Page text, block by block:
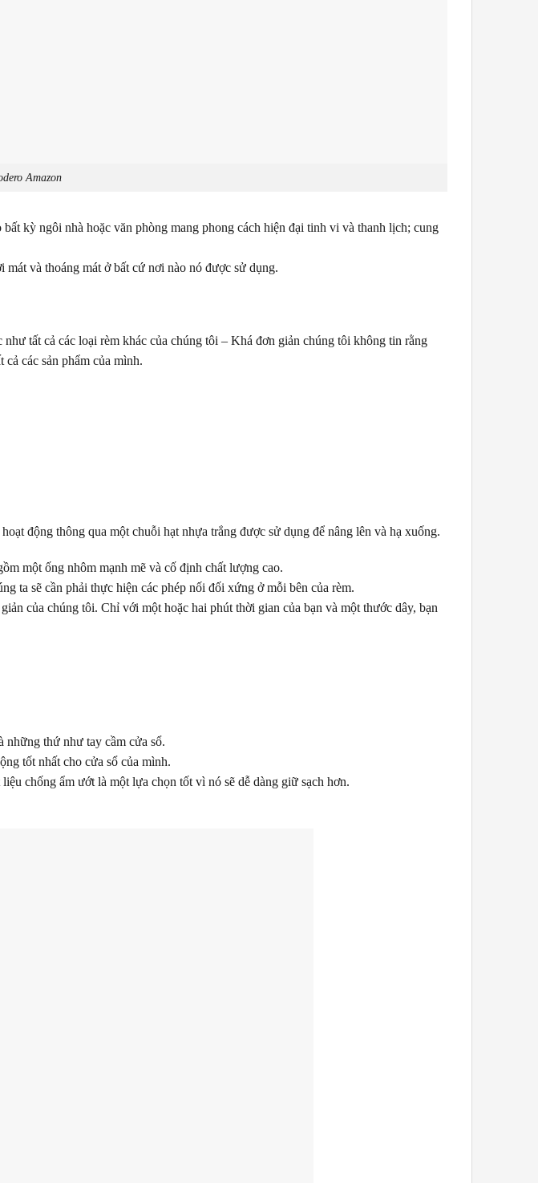
Amazon
kỳ ngôi nhà hoặc văn phòng mang phong cách hiện đại tinh vi và thanh lịch; cung
và thoáng mát ở bất cứ nơi nào nó được sử dụng.
tất cả các loại rèm khác của chúng tôi – Khá đơn giản chúng tôi không tin rằng
các sản phẩm của mình.
động thông qua một chuỗi hạt nhựa trắng được sử dụng để nâng lên và hạ xuống.
một ống nhôm mạnh mẽ và cố định chất lượng cao.
ta sẽ cần phải thực hiện các phép nối đối xứng ở mỗi bên của rèm.
của chúng tôi. Chỉ với một hoặc hai phút thời gian của bạn và một thước dây, bạn
những thứ như tay cầm cửa sổ.
tốt nhất cho cửa sổ của mình.
chống ẩm ướt là một lựa chọn tốt vì nó sẽ dễ dàng giữ sạch hơn.